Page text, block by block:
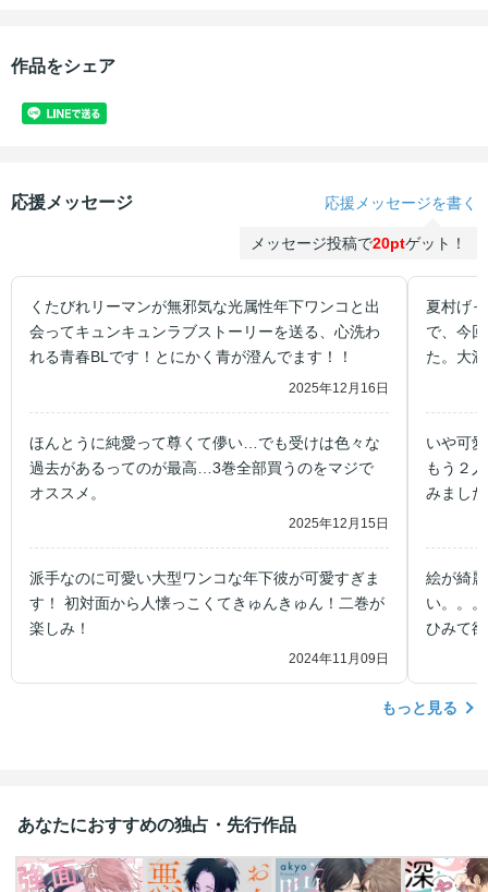
作品をシェア
応援メッセージ 応援メッセージを書く
メッセージ投稿で20ptゲット！
くたびれリーマンが無邪気な光属性年下ワンコと出
会ってキュンキュンラブストーリーを送る、心洗わ
れる青春BLです！とにかく青が澄んでます！！
2025年12月16日
ほんとうに純愛って尊くて儚い…でも受けは色々な
過去があるってのが最高…3巻全部買うのをマジで
オススメ。
2025年12月15日
派手なのに可愛い大型ワンコな年下彼が可愛すぎま
す！ 初対面から人懐っこくてきゅんきゅん！二巻が
楽しみ！
2024年11月09日
夏村げ
で、今
た。大
いや可
もう２
みまし
絵が綺
い。。
ひみて
もっと見る
あなたにおすすめの独占・先行作品